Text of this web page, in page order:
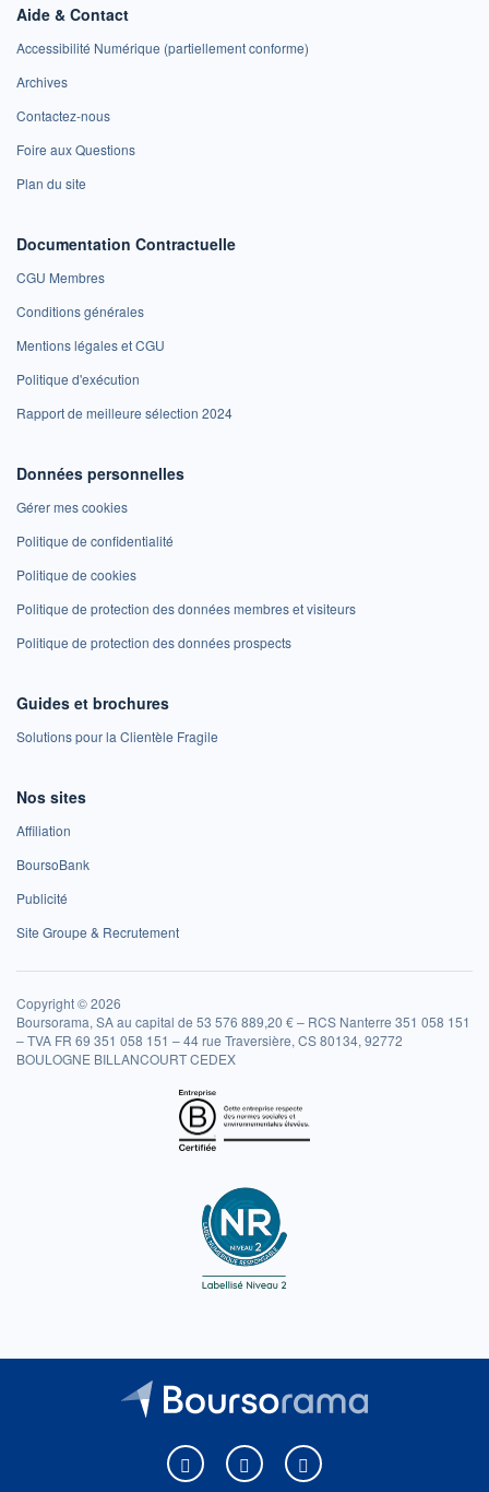
Aide & Contact
Accessibilité Numérique (partiellement conforme)
Archives
Contactez-nous
Foire aux Questions
Plan du site
Documentation Contractuelle
CGU Membres
Conditions générales
Mentions légales et CGU
Politique d'exécution
Rapport de meilleure sélection 2024
Données personnelles
Gérer mes cookies
Politique de confidentialité
Politique de cookies
Politique de protection des données membres et visiteurs
Politique de protection des données prospects
Guides et brochures
Solutions pour la Clientèle Fragile
Nos sites
Affiliation
BoursoBank
Publicité
Site Groupe & Recrutement
Copyright © 2026
Boursorama, SA au capital de 53 576 889,20 € – RCS Nanterre 351 058 151
– TVA FR 69 351 058 151 – 44 rue Traversière, CS 80134, 92772
BOULOGNE BILLANCOURT CEDEX
Boursorama sur Facebook
Boursorama sur XBoursorama sur